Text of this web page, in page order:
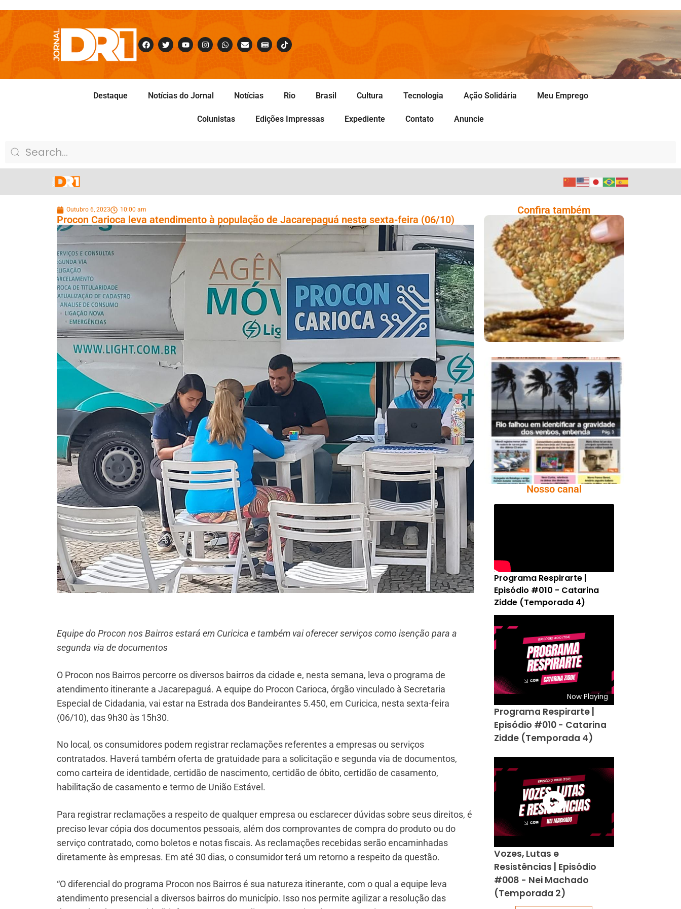
Destaque Notícias do Jornal Notícias Rio Brasil Cultura Tecnologia Ação Solidária Meu Emprego
Colunistas Edições Impressas Expediente Contato Anuncie
Outubro 6, 2023 10:00 am
Procon Carioca leva atendimento à população de Jacarepaguá nesta sexta-feira (06/10)
Equipe do Procon nos Bairros estará em Curicica e também vai oferecer serviços como isenção para a
segunda via de documentos
O Procon nos Bairros percorre os diversos bairros da cidade e, nesta semana, leva o programa de
atendimento itinerante a Jacarepaguá. A equipe do Procon Carioca, órgão vinculado à Secretaria
Especial de Cidadania, vai estar na Estrada dos Bandeirantes 5.450, em Curicica, nesta sexta-feira
(06/10), das 9h30 às 15h30.
No local, os consumidores podem registrar reclamações referentes a empresas ou serviços
contratados. Haverá também oferta de gratuidade para a solicitação e segunda via de documentos,
como carteira de identidade, certidão de nascimento, certidão de óbito, certidão de casamento,
habilitação de casamento e termo de União Estável.
Para registrar reclamações a respeito de qualquer empresa ou esclarecer dúvidas sobre seus direitos, é
preciso levar cópia dos documentos pessoais, além dos comprovantes de compra do produto ou do
serviço contratado, como boletos e notas fiscais. As reclamações recebidas serão encaminhadas
diretamente às empresas. Em até 30 dias, o consumidor terá um retorno a respeito da questão.
“O diferencial do programa Procon nos Bairros é sua natureza itinerante, com o qual a equipe leva
atendimento presencial a diversos bairros do município. Isso nos permite agilizar a resolução das
Confira também
Comer Bem: Cracker
De Sementes
Ano X – Número 366
01 A 07 De Agosto De
2026
Nosso canal
Programa Respirarte |
Episódio #010 - Catarina
Zidde (Temporada 4)
Now Playing
Programa Respirarte |
Episódio #010 - Catarina
Zidde (Temporada 4)
Vozes, Lutas e
Resistências | Episódio
#008 - Nei Machado
(Temporada 2)